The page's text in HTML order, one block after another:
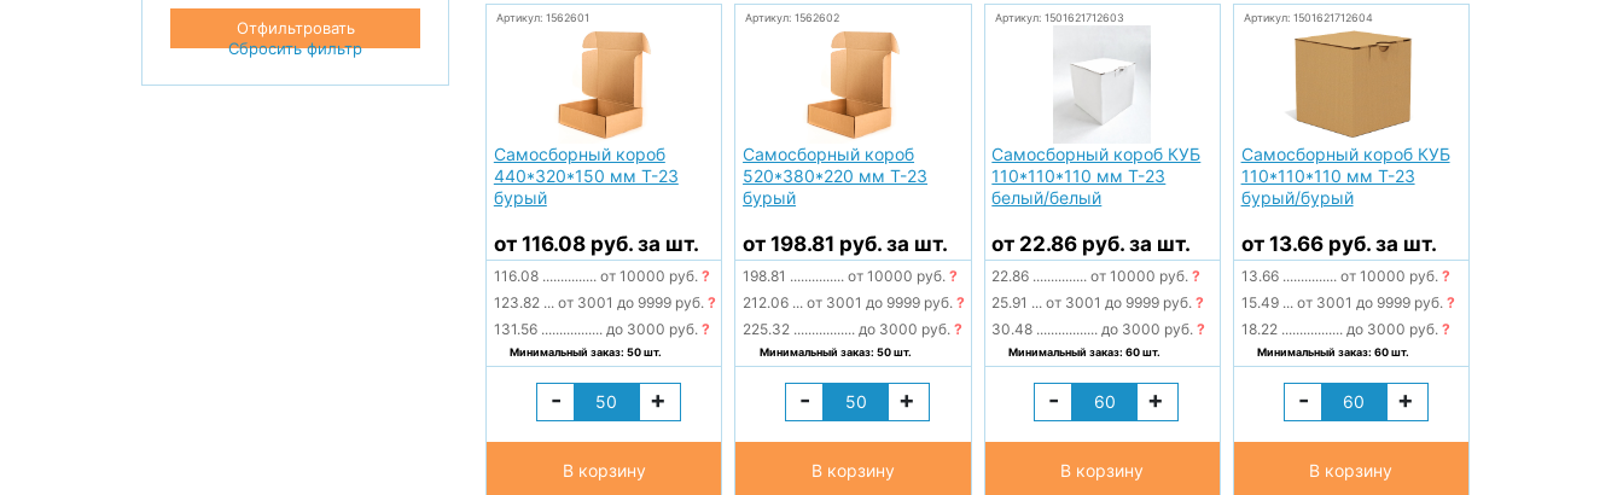
Отфильтровать
Сбросить фильтр
Артикул: 1562601
Самосборный короб
440*320*150 мм Т-23
бурый
от 116.08 руб. за шт.
116.08 ............... от 10000 руб. ?
123.82 ... от 3001 до 9999 руб. ?
131.56 ................. до 3000 руб. ?
Минимальный заказ: 50 шт.
- +
В корзину
Артикул: 1562602
Самосборный короб
520*380*220 мм Т-23
бурый
от 198.81 руб. за шт.
198.81 ............... от 10000 руб.?
212.06 ... от 3001 до 9999 руб.?
225.32 ................. до 3000 руб.?
Минимальный заказ: 50 шт.
- +
В корзину
Артикул: 1501621712603
Самосборный короб КУБ
110*110*110 мм Т-23
белый/белый
от 22.86 руб. за шт.
22.86 ............... от 10000 руб.?
25.91 ... от 3001 до 9999 руб.?
30.48 ................. до 3000 руб.?
Минимальный заказ: 60 шт.
- +
В корзину
Артикул: 1501621712604
Самосборный короб КУБ
110*110*110 мм Т-23
бурый/бурый
от 13.66 руб. за шт.
13.66 ............... от 10000 руб. ?
15.49 ... от 3001 до 9999 руб. ?
18.22 ................. до 3000 руб. ?
Минимальный заказ: 60 шт.
- +
В корзину